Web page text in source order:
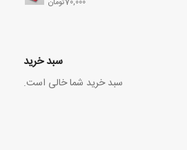
70,000تومان
سبد خرید
سبد خرید شما خالی است.